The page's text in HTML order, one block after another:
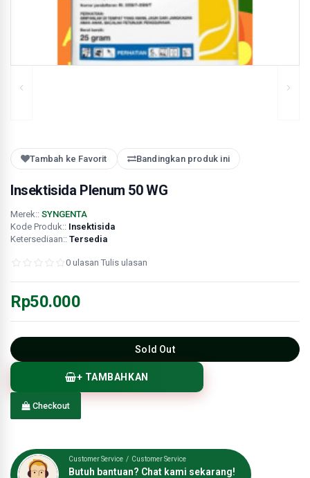
Tambah ke Favorit Bandingkan produk ini
Insektisida Plenum 50 WG
Merek:: SYNGENTA
Kode Produk:: Insektisida
Ketersediaan:: Tersedia
0 ulasan Tulis ulasan
Rp50.000
Sold Out
+ TAMBAHKAN
Checkout
Customer Service / Customer Service
Butuh bantuan? Chat kami sekarang!